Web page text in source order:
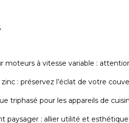
moteurs à vitesse variable :
: préservez l’éclat de votre
triphasé pour les appareils de
paysager : allier utilité et esthétique